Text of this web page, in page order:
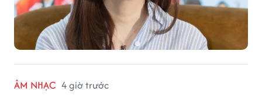
ÂM NHẠC 4 giờ trước